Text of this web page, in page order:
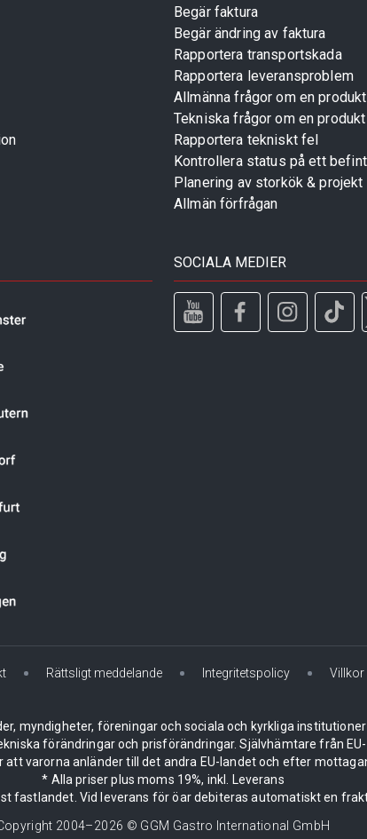
Begär faktura
Begär ändring av faktura
Rapportera transportskada
Rapportera leveransproblem
Allmänna frågor om en produkt
Tekniska frågor om en produkt
Rapportera tekniskt fel
Kontrollera status på ett
Planering av storkök & projekt
Allmän förfrågan
SOCIALA MEDIER
Rättsligt meddelande Integritetspolicy Villkor
myndigheter, föreningar och sociala och kyrkliga
förändringar och prisförändringar. Självhämtare från
varorna anländer till det andra EU-landet och efter
* Alla priser plus moms 19%, inkl. Leverans
fastlandet. Vid leverans för öar debiteras automatiskt en
2004–2026 © GGM Gastro International GmbH